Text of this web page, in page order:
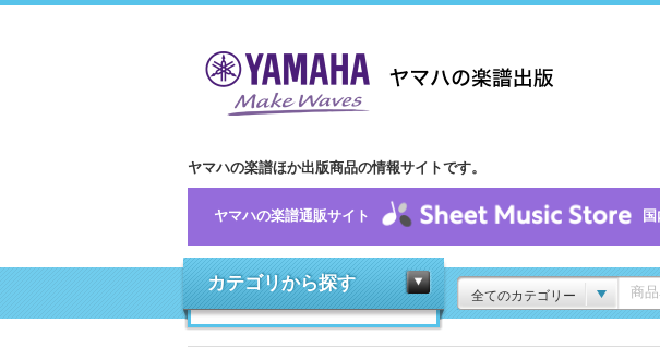
ヤマハの楽譜ほか出版商品の情報サイトです。
ヤマハの楽譜通販サイト
カテゴリから探す
全てのカテゴリー